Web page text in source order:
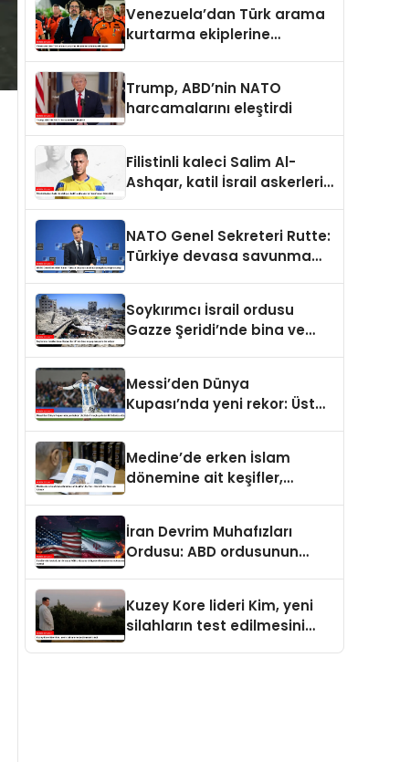
Venezuela’dan Türk arama
kurtarma ekiplerine
Trump, ABD’nin NATO
harcamalarını eleştirdi
Filistinli kaleci Salim Al-
Ashqar, katil İsrail askerleri
NATO Genel Sekreteri Rutte:
Türkiye devasa savunma
Soykırımcı İsrail ordusu
Gazze Şeridi’nde bina ve
Messi’den Dünya
Kupası’nda yeni rekor: Üst
Medine’de erken İslam
dönemine ait keşifler,
İran Devrim Muhafızları
Ordusu: ABD ordusunun
Kuzey Kore lideri Kim, yeni
silahların test edilmesini